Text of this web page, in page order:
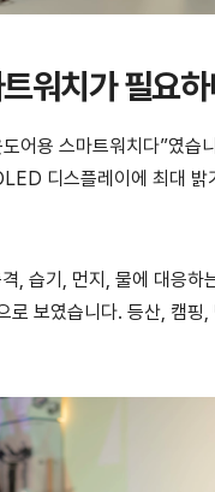
워치가 필요하
어용 스마트워치다”였습
디스플레이에 최대
습기, 먼지, 물에 대응하
보였습니다. 등산, 캠핑